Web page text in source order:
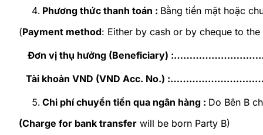
Phương thức thanh toán : Bằng tiền mặt hoặc
(Payment method: Either by cash or by cheque to
Đơn vị thụ hưởng (Beneficiary)
Tài khoản VND (VND Acc. No.)
Chi phí chuyển tiền qua ngân hàng : Do Bên B
(Charge for bank transfer will be born Party B)